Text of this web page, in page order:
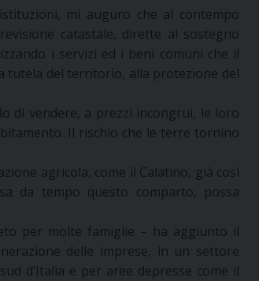
mi auguro che al contempo
catastale, dirette al sostegno
i servizi ed i beni comuni che il
tutela del territorio, alla protezione del
di vendere, a prezzi incongrui, le loro
Il rischio che le terre tornino
agricola, come il Calatino, già così
da tempo questo comparto, possa
per molte famiglie – ha aggiunto il
delle imprese, in un settore
d’Italia e per aree depresse come il